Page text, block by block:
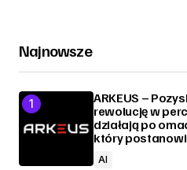
Najnowsze
ARKEUS –
rewolucję w
działają po
który
AI